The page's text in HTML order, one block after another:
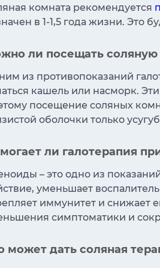
комната рекомендуется
в 1-1,5 года жизни. Это
ли посещать соляную
из противопоказаний
кашель или насморк.
посещение соляных
оболочки только
ли галотерапия
– это одно из
уменьшает
иммунитет и снижает
симптоматики и
может дать соляная